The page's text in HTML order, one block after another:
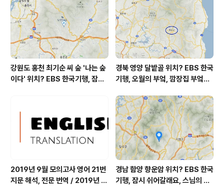
느낌과 생각은, '그 생생함'을 기록하고 간직하기 위해서(!)
읽은 직후에, ▩ 자서전을 통해 읽은 , 그의 삶과 실천에 전
율하다. ▩ 라..
강원도 홍천 최기순 씨 숲 '나는 숲
이다' 위치? EBS 한국기행, 잠시
강원도 홍천군 가볼 만한 곳, (구)
까르돈, kbs 인간극장
경북 영양 달밭골 위치? EBS 한국
기행, 오월의 부엌, 깜장집 부엌은
어디? / 경상북도 영양군 가볼 만
한 곳, 영양읍 상원리. KBS 인간극
장 임분노미 할머니
2019년 9월 모의고사 영어 21번
지문 해석, 전문 번역 / 2019년 9
경남 함양 향운암 위치? EBS 한국
기행, 잠시 쉬어갈래요, 스님의 어